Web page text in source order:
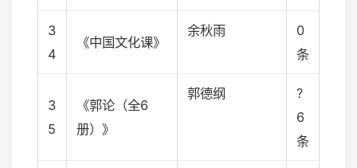
3
4
《中国文化课》
余秋雨
0
条
3
5
《郭论（全6
册）》
郭德纲
?
6
条